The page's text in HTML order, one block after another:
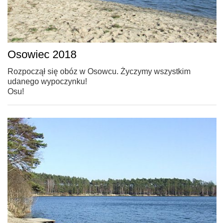
Osowiec 2018
Rozpoczął się obóz w Osowcu. Życzymy wszystkim
udanego wypoczynku!
Osu!